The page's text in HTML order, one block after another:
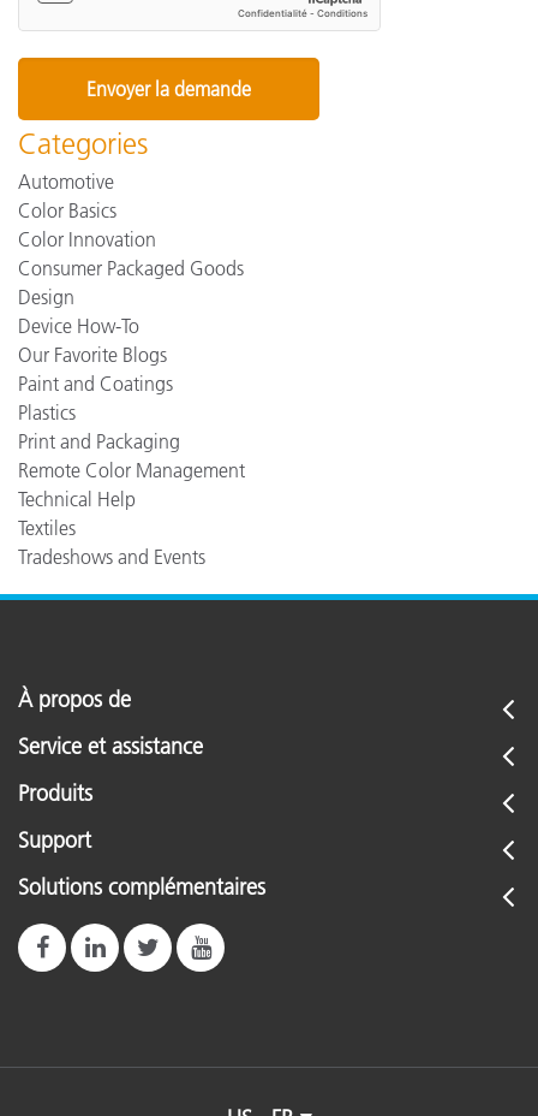
Categories
Automotive
Color Basics
Color Innovation
Consumer Packaged Goods
Design
Device How-To
Our Favorite Blogs
Paint and Coatings
Plastics
Print and Packaging
Remote Color Management
Technical Help
Textiles
Tradeshows and Events
À propos de
Service et assistance
Produits
Support
Solutions complémentaires